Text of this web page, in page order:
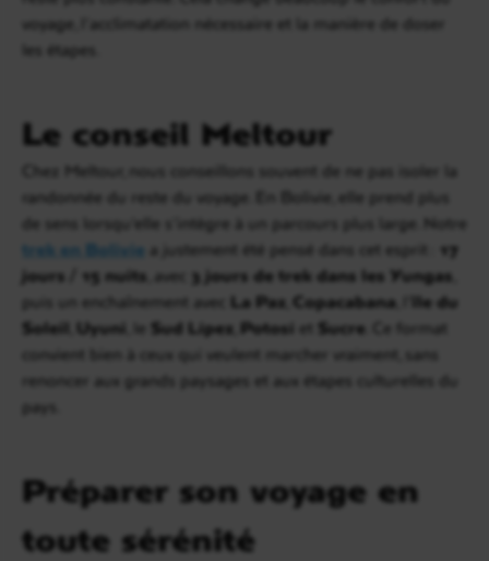
voyage, l’acclimatation nécessaire et la manière de doser
les étapes.
Le conseil Meltour
Chez Meltour, nous conseillons souvent de ne pas isoler la
randonnée du reste du voyage. En Bolivie, elle prend plus
de sens lorsqu’elle s’intègre à un parcours plus large. Notre
trek en Bolivie a justement été pensé dans cet esprit :
17
jours / 15 nuits , avec 3 jours de trek dans les Yungas
puis un enchaînement avec La Paz Copacabana
île du
Soleil Uyuni , le Sud Lípez Potosí et Sucre . Ce format
convient bien à ceux qui veulent marcher vraiment, sans
renoncer aux grands paysages et aux étapes culturelles du
pays.
Préparer son voyage en
toute sérénité